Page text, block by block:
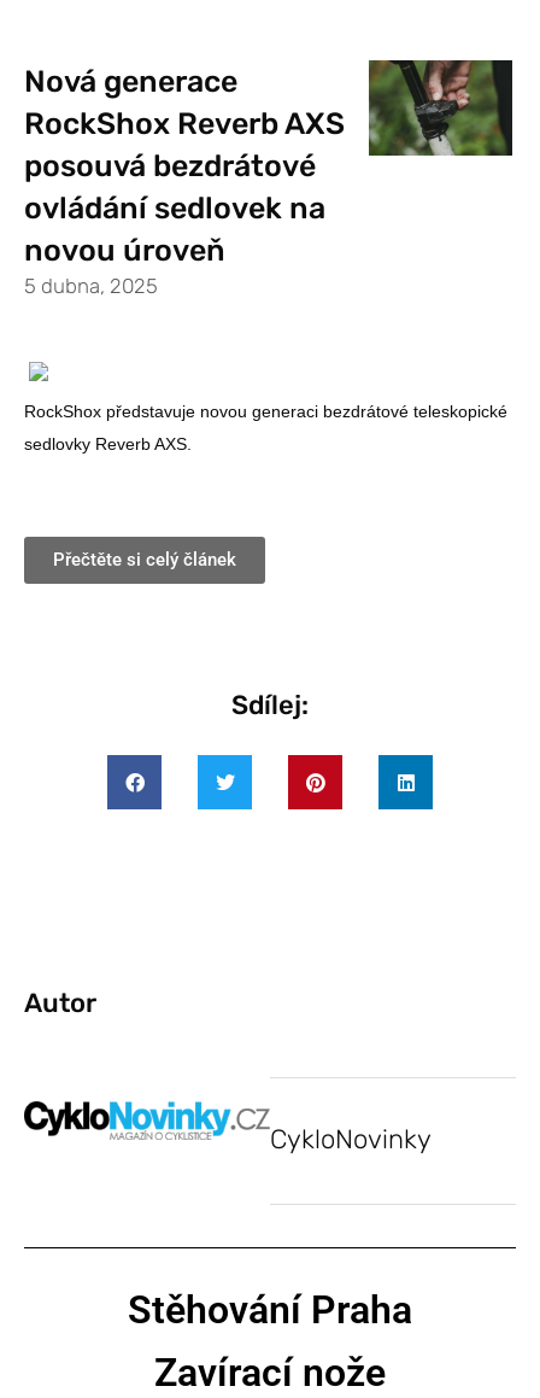
Nová generace
RockShox Reverb AXS
posouvá bezdrátové
ovládání sedlovek na
novou úroveň
5 dubna, 2025
RockShox představuje novou generaci bezdrátové teleskopické
sedlovky Reverb AXS.
Přečtěte si celý článek
Sdílej:
Autor
CykloNovinky
Stěhování Praha
Zavírací nože